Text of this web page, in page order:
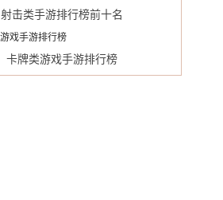
射击类手游排行榜前十名
卡牌类游戏手游排行榜